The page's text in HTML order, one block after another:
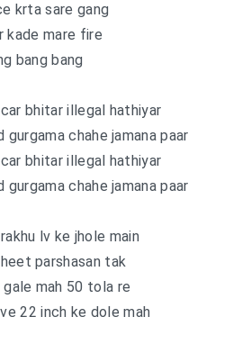
krta sare gang
kade mare fire
bang bang
bhitar illegal hathiyar
chahe jamana paar
bhitar illegal hathiyar
chahe jamana paar
lv ke jhole main
parshasan tak
gale mah 50 tola re
22 inch ke dole mah